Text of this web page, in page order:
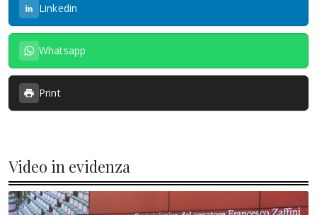
Linkedin
Whatsapp
Print
Video in evidenza